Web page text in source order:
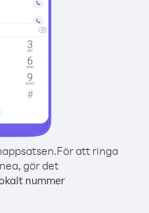
För att ringa
gör det
nummer